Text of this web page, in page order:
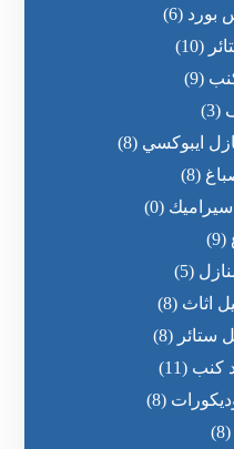
بورد (6)
(10)
(9)
(3)
ايبوكسي (8)
(8)
(0)
(9)
(5)
اثاث (8)
ستائر (8)
كنب (11)
(8)
(8)